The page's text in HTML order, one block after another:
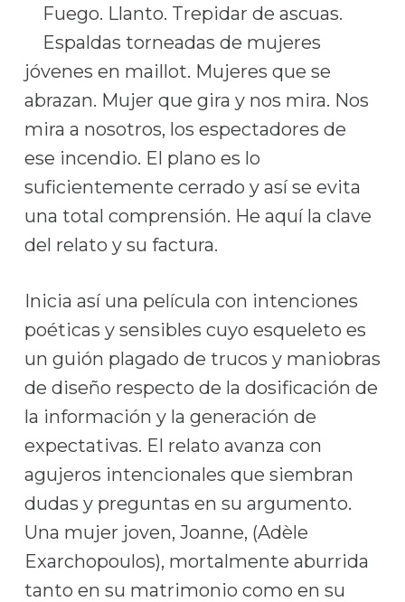
Fuego. Llanto. Trepidar de ascuas.
Espaldas torneadas de mujeres
jóvenes en maillot. Mujeres que se
abrazan. Mujer que gira y nos mira. Nos
mira a nosotros, los espectadores de
ese incendio. El plano es lo
suficientemente cerrado y así se evita
una total comprensión. He aquí la clave
del relato y su factura.
Inicia así una película con intenciones
poéticas y sensibles cuyo esqueleto es
un guión plagado de trucos y maniobras
de diseño respecto de la dosificación de
la información y la generación de
expectativas. El relato avanza con
agujeros intencionales que siembran
dudas y preguntas en su argumento.
Una mujer joven, Joanne, (Adèle
Exarchopoulos), mortalmente aburrida
tanto en su matrimonio como en su